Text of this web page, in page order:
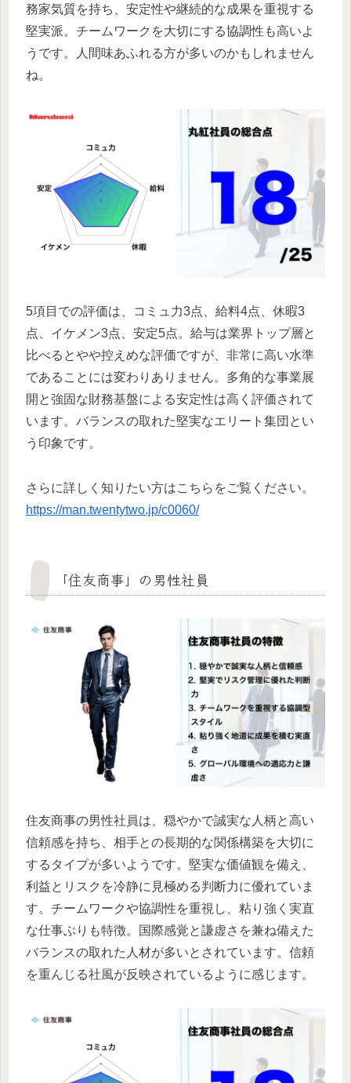
務家気質を持ち、安定性や継続的な成果を重視する
堅実派。チームワークを大切にする協調性も高いよ
うです。人間味あふれる方が多いのかもしれません
ね。
5項目での評価は、コミュ力3点、給料4点、休暇3
点、イケメン3点、安定5点。給与は業界トップ層と
比べるとやや控えめな評価ですが、非常に高い水準
であることには変わりありません。多角的な事業展
開と強固な財務基盤による安定性は高く評価されて
います。バランスの取れた堅実なエリート集団とい
う印象です。
さらに詳しく知りたい方はこちらをご覧ください。
https://man.twentytwo.jp/c0060/
「住友商事」の男性社員
住友商事の男性社員は、穏やかで誠実な人柄と高い
信頼感を持ち、相手との長期的な関係構築を大切に
するタイプが多いようです。堅実な価値観を備え、
利益とリスクを冷静に見極める判断力に優れていま
す。チームワークや協調性を重視し、粘り強く実直
な仕事ぶりも特徴。国際感覚と謙虚さを兼ね備えた
バランスの取れた人材が多いとされています。信頼
を重んじる社風が反映されているように感じます。